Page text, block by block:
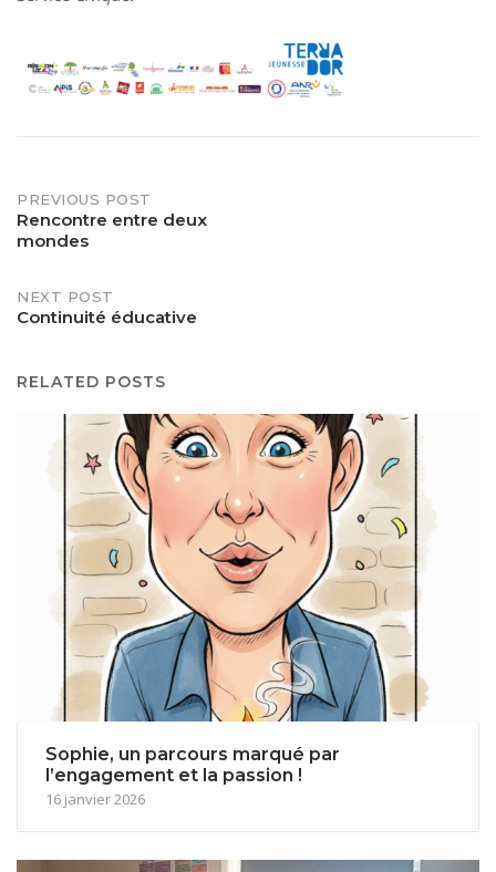
Post
navigation
PREVIOUS POST
Rencontre entre deux
mondes
NEXT POST
Continuité éducative
RELATED POSTS
Sophie, un parcours marqué par
l’engagement et la passion !
16 janvier 2026